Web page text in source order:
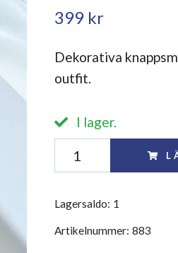
399 kr
Dekorativa
outfit.
I lager.
Lagersaldo: 1
Artikelnummer: 883